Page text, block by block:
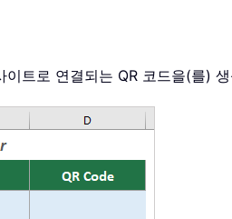
트로 연결되는 QR 코드을(를) 생